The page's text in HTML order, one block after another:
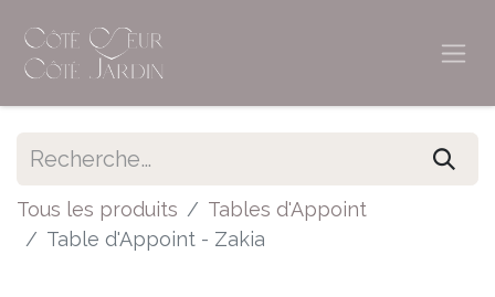
Tous les produits
Tables d'Appoint
Table d'Appoint - Zakia